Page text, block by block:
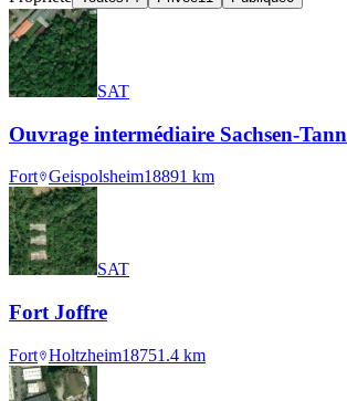
SAT
Ouvrage intermédiaire Sachsen-Tann
Fort Geispolsheim18891 km
SAT
Fort Joffre
Fort Holtzheim18751.4 km